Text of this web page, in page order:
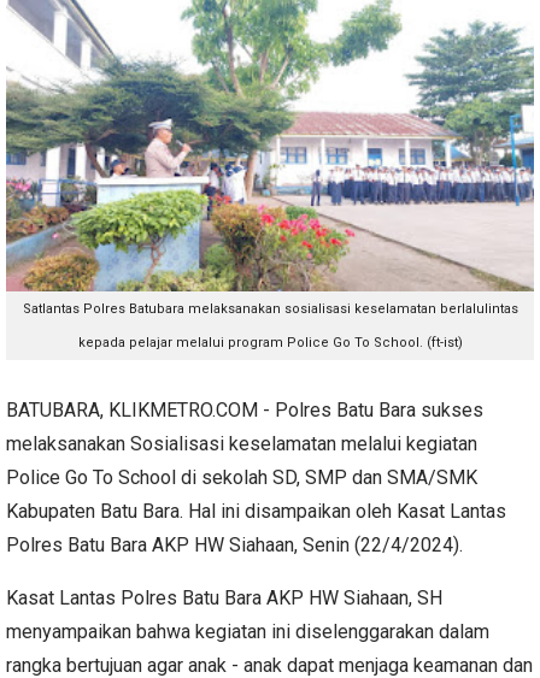
Satlantas Polres Batubara melaksanakan sosialisasi keselamatan berlalulintas
kepada pelajar melalui program Police Go To School. (ft-ist)
BATUBARA, KLIKMETRO.COM - Polres Batu Bara sukses
melaksanakan Sosialisasi keselamatan melalui kegiatan
Police Go To School di sekolah SD, SMP dan SMA/SMK
Kabupaten Batu Bara. Hal ini disampaikan oleh Kasat Lantas
Polres Batu Bara AKP HW Siahaan, Senin (22/4/2024).
Kasat Lantas Polres Batu Bara AKP HW Siahaan, SH
menyampaikan bahwa kegiatan ini diselenggarakan dalam
rangka bertujuan agar anak - anak dapat menjaga keamanan dan